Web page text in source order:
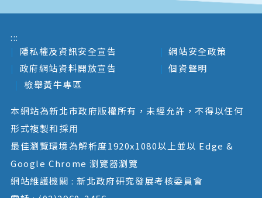
:::
隱私權及資訊安全宣告
網站安全政策
政府網站資料開放宣告
個資聲明
檢舉黃牛專區
本網站為新北市政府版權所有，未經允許，不得以任何
形式複製和採用
最佳瀏覽環境為解析度1920x1080以上並以 Edge &
Google Chrome 瀏覽器瀏覽
網站維護機關 : 新北政府研究發展考核委員會